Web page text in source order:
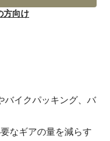
方向け
バイクパッキング、バ
なギアの量を減らす